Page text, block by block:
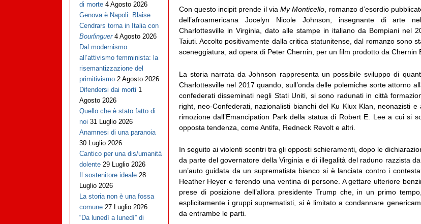
Con questo incipit prende il viaMy Monticello , romanzo d’esordio
dell’afroamericana Jocelyn Nicole Johnson, insegnante di arte
Charlottesville in Virginia, dato alle stampe in italiano da Bompiani nel
Taiuti. Accolto positivamente dalla critica statunitense, dal romanzo sono
sceneggiatura, ad opera di Peter Chernin, per un film prodotto da Chernin
La storia narrata da Johnson rappresenta un possibile sviluppo di
Charlottesville nel 2017 quando, sull’onda delle polemiche sorte attorno
confederati disseminati negli Stati Uniti, si sono radunati in città
right, neo-Confederati, nazionalisti bianchi del Ku Klux Klan, neonazisti
rimozione dall’Emancipation Park della statua di Robert E. Lee a cui si
opposta tendenza, come Antifa, Redneck Revolt e altri.
In seguito ai violenti scontri tra gli opposti schieramenti, dopo le
da parte del governatore della Virginia e di illegalità del raduno razzista
un’auto guidata da un suprematista bianco si è lanciata contro i
Heather Heyer e ferendo una ventina di persone. A gettare ulteriore
prese di posizione dell’allora presidente Trump che, in un primo
esplicitamente i gruppi suprematisti, si è limitato a condannare
da entrambe le parti.
di morte 4 Agosto 2026
Genova è Napoli: Blaise
Cendrars torna in Italia con
Bourlinguer 4 Agosto 2026
Dal modernismo
all’attivismo femminista: la
risemantizzazione del
primitivismo 2 Agosto 2026
Difendersi dai morti 1
Agosto 2026
Quello che è stato fatto di
noi 31 Luglio 2026
Anamnesi di una paranoia
30 Luglio 2026
Cantico per una dis/umanità
dolente 29 Luglio 2026
Il sostenitore ideale 28
Luglio 2026
La storia non è una fossa
comune 27 Luglio 2026
“Da lunedì a lunedì” di